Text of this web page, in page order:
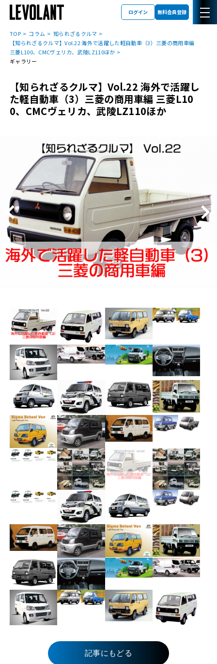
ログイン 無料会員登録
TOP コラム
知られざるクルマ
【知られざるクルマ】Vol.22 海外で活躍した軽自動車（3）三菱の商用車編
三菱L100、CMCヴェリカ、武陵LZ110ほか
ギャラリー
【知られざるクルマ】Vol.22 海外で活躍し
た軽自動車（3）三菱の商用車編 三菱L10
0、CMCヴェリカ、武陵LZ110ほか
記事にもどる